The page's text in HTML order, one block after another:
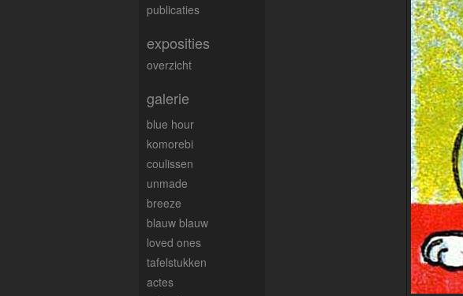
publicaties
exposities
overzicht
galerie
blue hour
komorebi
coulissen
unmade
breeze
blauw blauw
loved ones
tafelstukken
actes